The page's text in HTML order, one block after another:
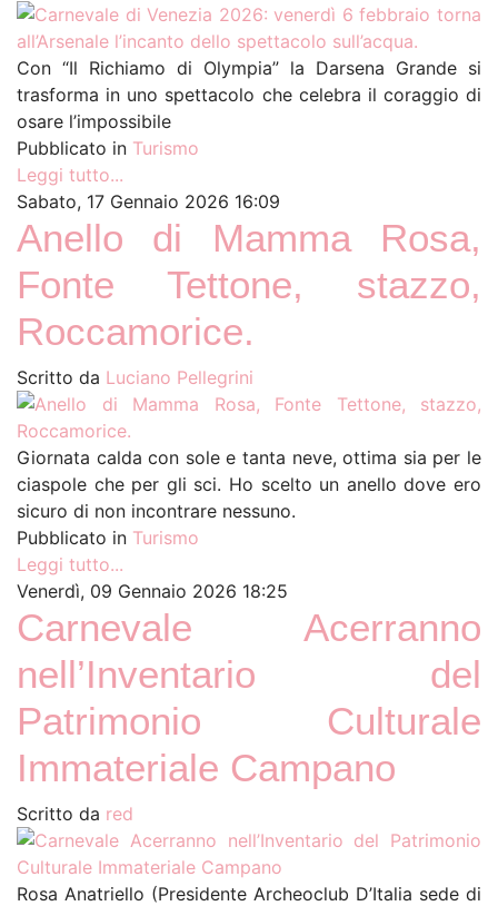
Con “Il Richiamo di Olympia” la Darsena Grande si
trasforma in uno spettacolo che celebra il coraggio di
osare l’impossibile
Pubblicato in Turismo
Leggi tutto...
Sabato, 17 Gennaio 2026 16:09
Anello di Mamma Rosa,
Fonte Tettone, stazzo,
Roccamorice.
Scritto da Luciano Pellegrini
Giornata calda con sole e tanta neve, ottima sia per le
ciaspole che per gli sci. Ho scelto un anello dove ero
sicuro di non incontrare nessuno.
Pubblicato in Turismo
Leggi tutto...
Venerdì, 09 Gennaio 2026 18:25
Carnevale Acerranno
nell’Inventario del
Patrimonio Culturale
Immateriale Campano
Scritto da red
Rosa Anatriello (Presidente Archeoclub D’Italia sede di